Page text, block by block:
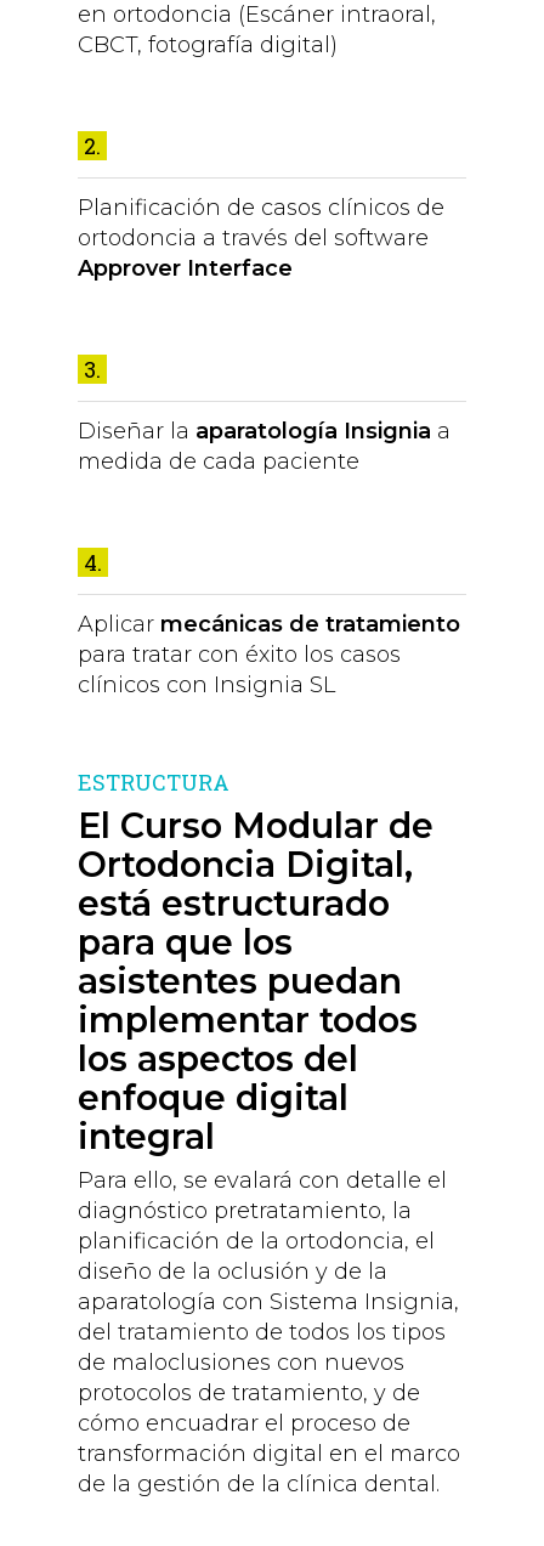
en ortodoncia (Escáner intraoral,
CBCT, fotografía digital)
2.
Planificación de casos clínicos de
ortodoncia a través del software
Approver Interface
3.
Diseñar la aparatología Insignia a
medida de cada paciente
4.
Aplicar mecánicas de tratamiento
para tratar con éxito los casos
clínicos con Insignia SL
ESTRUCTURA
El Curso Modular de
Ortodoncia Digital,
está estructurado
para que los
asistentes puedan
implementar todos
los aspectos del
enfoque digital
integral
Para ello, se evalará con detalle el
diagnóstico pretratamiento, la
planificación de la ortodoncia, el
diseño de la oclusión y de la
aparatología con Sistema Insignia,
del tratamiento de todos los tipos
de maloclusiones con nuevos
protocolos de tratamiento, y de
cómo encuadrar el proceso de
transformación digital en el marco
de la gestión de la clínica dental.